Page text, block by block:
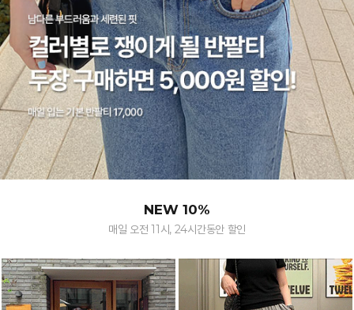
NEW 10%
매일 오전 11시, 24시간동안 할인